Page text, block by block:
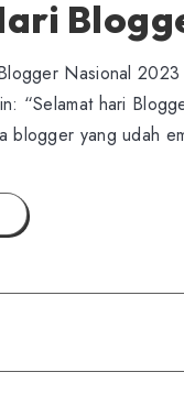
Nasional
“Selamat hari
blogger yang udah